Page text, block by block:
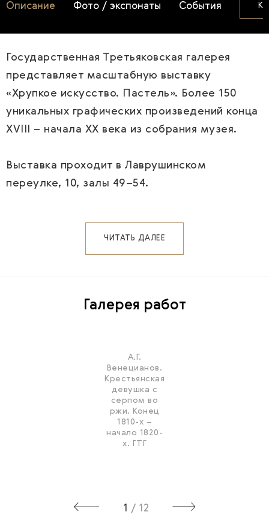
Описание Фото / экспонаты События
Государственная Третьяковская галерея
представляет масштабную выставку
«Хрупкое искусство. Пастель». Более 150
уникальных графических произведений конца
XVIII – начала XX века из собрания музея.
Выставка проходит в Лаврушинском
переулке, 10, залы 49–54.
ЧИТАТЬ ДАЛЕЕ
Галерея работ
А.Г.
Венецианов.
Крестьянская
девушка с
серпом во
ржи. Конец
1810-х –
начало 1820-
х. ГТГ
1 / 12